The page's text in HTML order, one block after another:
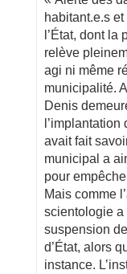
habitant.e.s
l’État, dont
relève
agi ni même
municipalité.
Denis
avait fait
municipal a
pour
Mais comme
scientologie a
suspension
d’État, alors
instance.